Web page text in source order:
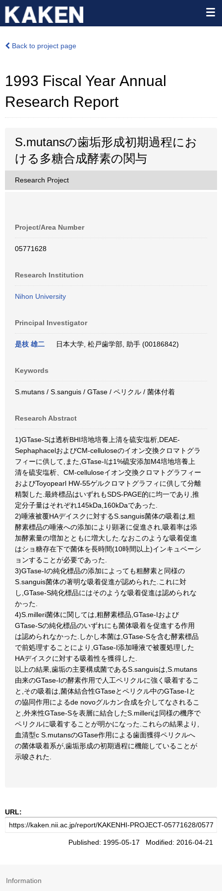
Back to project page
1993 Fiscal Year Annual
Research Report
S.mutansの歯垢形成初期過程にお
ける多糖合成酵素の関与
Research Project
Project/Area Number
05771628
Research Institution
Nihon University
Principal Investigator
是枝 雄二 日本大学, 松戸歯学部, 助手 (00186842)
Keywords
S.mutans / S.sanguis / GTase / ペリクル / 菌体付着
Research Abstract
1)GTase-Sは透析BHI培地培養上清を硫安塩析,DEAE-
SephaphacelおよびCM-celluloseのイオン交換クロマトグラ
フィーに供して,また,GTase-Iは1%硫安添加M4培地培養上
清を硫安塩析、CM-celluloseイオン交換クロマトグラフィー
およびToyopearl HW-55ゲルクロマトグラフィに供して分離
精製した.最終標品はいずれもSDS-PAGE的に均一であり,推
定分子量はそれぞれ145kDa,160kDaであった.
2)唾液被覆HAデイスクに対するS.sanguis菌体の吸着は,粗
酵素標品の唾液への添加により顕著に促進され,吸着率は添
加酵素量の増加とともに増大した.なおこのような吸着促進
はショ糖存在下で菌体を長時間(10時間以上)インキュベーシ
ョンすることが必要であった.
3)GTase-Iの純化標品の添加によっても粗酵素と同様の
S.sanguis菌体の著明な吸着促進が認められた.これに対
し,GTase-S純化標品にはそのような吸着促進は認められな
かった.
4)S.milleri菌体に関しては,粗酵素標品,GTase-Iおよび
GTase-Sの純化標品のいずれにも菌体吸着を促進する作用
は認められなかった.しかし本菌は,GTase-Sを含む酵素標品
で前処理することにより,GTase-I添加唾液で被覆処理した
HAデイスクに対する吸着性を獲得した.
以上の結果,歯垢の主要構成菌であるS.sanguisは,S.mutans
由来のGTase-Iの酵素作用で人工ペリクルに強く吸着するこ
と,その吸着は,菌体結合性GTaseとペリクル中のGTase-Iと
の協同作用によるde novoグルカン合成を介してなされるこ
と,外来性GTase-Sを表層に結合したS.milleriは同様の機序で
ペリクルに吸着することが明かになった.これらの結果より,
血清型c S.mutansのGTase作用による歯面獲得ペリクルへ
の菌体吸着系が,歯垢形成の初期過程に機能していることが
示唆された.
URL:
Published: 1995-05-17 Modified: 2016-04-21
Information